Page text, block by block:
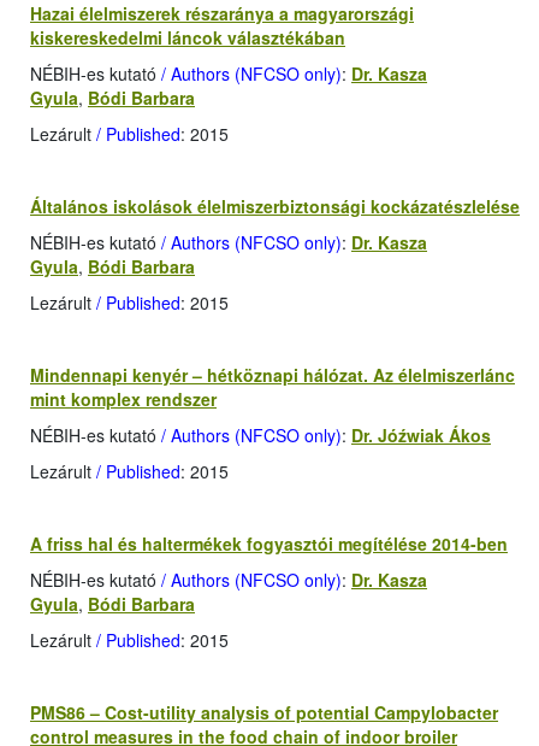
Hazai élelmiszerek részaránya a magyarországi
kiskereskedelmi láncok választékában
NÉBIH-es kutató / Authors (NFCSO only): Dr. Kasza
Gyula, Bódi Barbara
Lezárult / Published: 2015
Általános iskolások élelmiszerbiztonsági kockázatészlelése
NÉBIH-es kutató / Authors (NFCSO only): Dr. Kasza
Gyula, Bódi Barbara
Lezárult / Published: 2015
Mindennapi kenyér – hétköznapi hálózat. Az élelmiszerlánc
mint komplex rendszer
NÉBIH-es kutató / Authors (NFCSO only): Dr. Jóźwiak Ákos
Lezárult / Published: 2015
A friss hal és haltermékek fogyasztói megítélése 2014-ben
NÉBIH-es kutató / Authors (NFCSO only): Dr. Kasza
Gyula, Bódi Barbara
Lezárult / Published: 2015
PMS86 – Cost-utility analysis of potential Campylobacter
control measures in the food chain of indoor broiler